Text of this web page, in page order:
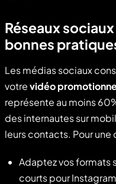
Réseaux
bonnes
Les médias sociaux
votrevidéo
représente au moins
des internautes sur
leurs contacts. Pour
Adaptez vos formats
courts pour